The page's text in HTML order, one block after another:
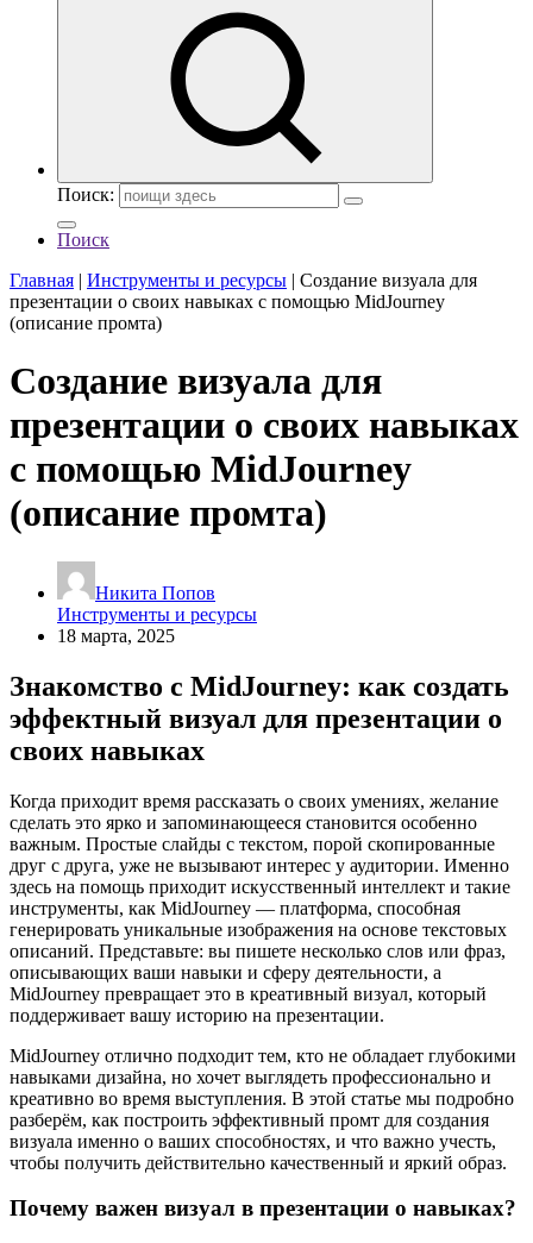
Поиск:
Поиск
Главная | Инструменты и ресурсы | Создание визуала для
презентации о своих навыках с помощью MidJourney
(описание промта)
Создание визуала для
презентации о своих навыках
с помощью MidJourney
(описание промта)
Никита Попов
Инструменты и ресурсы
18 марта, 2025
Знакомство с MidJourney: как создать
эффектный визуал для презентации о
своих навыках
Когда приходит время рассказать о своих умениях, желание
сделать это ярко и запоминающееся становится особенно
важным. Простые слайды с текстом, порой скопированные
друг с друга, уже не вызывают интерес у аудитории. Именно
здесь на помощь приходит искусственный интеллект и такие
инструменты, как MidJourney — платформа, способная
генерировать уникальные изображения на основе текстовых
описаний. Представьте: вы пишете несколько слов или фраз,
описывающих ваши навыки и сферу деятельности, а
MidJourney превращает это в креативный визуал, который
поддерживает вашу историю на презентации.
MidJourney отлично подходит тем, кто не обладает глубокими
навыками дизайна, но хочет выглядеть профессионально и
креативно во время выступления. В этой статье мы подробно
разберём, как построить эффективный промт для создания
визуала именно о ваших способностях, и что важно учесть,
чтобы получить действительно качественный и яркий образ.
Почему важен визуал в презентации о навыках?